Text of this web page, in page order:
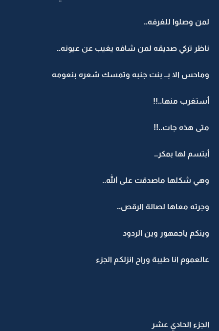
لمن وصلوا للغرفه..
ناظر تركي صديقه لمن شافه يغيب عن عيونه..
وماحس الا بــ بنت جنبه وتمسك شعره بنعومه
أستغرب منها..!!
متى هذه جات..!!
أبتسم لها بمكر..
وهي شكلها ماصدقت على الله..
وجرته معاها لصالة الرقص..
وينكم ياجمهور وين الردود
عالعموم انا طيبة وراح انزلكم الجزء
الجزء الحادي عشر